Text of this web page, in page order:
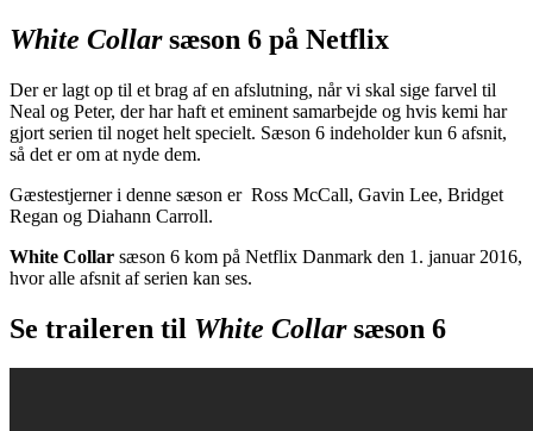
White Collarsæson 6 på Netflix
Der er lagt op til et brag af en afslutning, når vi skal sige farvel til
Neal og Peter, der har haft et eminent samarbejde og hvis kemi har
gjort serien til noget helt specielt. Sæson 6 indeholder kun 6 afsnit,
så det er om at nyde dem.
Gæstestjerner i denne sæson er Ross McCall, Gavin Lee, Bridget
Regan og Diahann Carroll.
White Collar sæson 6 kom på Netflix Danmark den 1. januar 2016,
hvor alle afsnit af serien kan ses.
Se traileren til White Collarsæson 6